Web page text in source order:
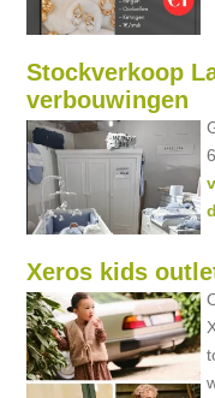
Stockverkoop
verbouwingen
Xeros kids